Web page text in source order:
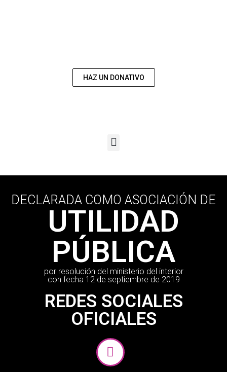
HAZ UN DONATIVO
DECLARADA COMO ASOCIACIÓN DE
UTILIDAD
PÚBLICA
por resolución del ministerio del interior
con fecha 12 de septiembre de 2019
REDES SOCIALES
OFICIALES